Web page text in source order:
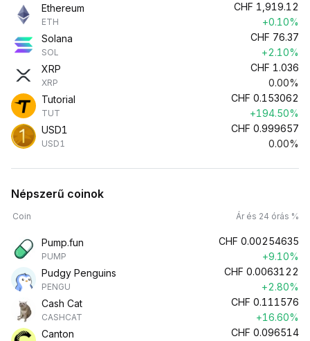
Ethereum
ETH
CHF 1,919.12
+0.10%
Solana
SOL
CHF 76.37
+2.10%
XRP
XRP
CHF 1.036
0.00%
Tutorial
TUT
CHF 0.153062
+194.50%
USD1
USD1
CHF 0.999657
0.00%
Népszerű coinok
Coin Ár és 24 órás %
Pump.fun
PUMP
CHF 0.00254635
+9.10%
Pudgy Penguins
PENGU
CHF 0.0063122
+2.80%
Cash Cat
CASHCAT
CHF 0.111576
+16.60%
Canton
CHF 0.096514